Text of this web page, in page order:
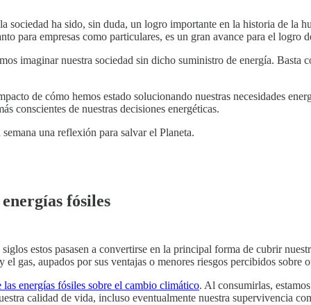
sociedad ha sido, sin duda, un logro importante en la historia de la
para empresas como particulares, es un gran avance para el logro
imaginar nuestra sociedad sin dicho suministro de energía. Basta
de cómo hemos estado solucionando nuestras necesidades
conscientes de nuestras decisiones energéticas.
una reflexión para salvar el Planeta.
fósiles
estos pasasen a convertirse en la principal forma de cubrir
gas, aupados por sus ventajas o menores riesgos percibidos sobre
energías fósiles sobre el cambio climático. Al consumirlas,
calidad de vida, incluso eventualmente nuestra supervivencia